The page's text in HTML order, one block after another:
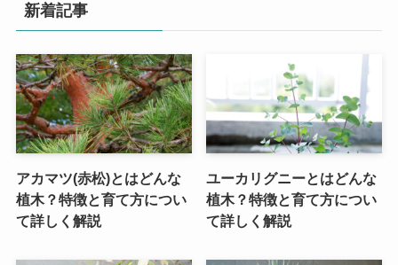
新着記事
アカマツ(赤松)とはどんな
植木？特徴と育て方につい
て詳しく解説
ユーカリグニーとはどんな
植木？特徴と育て方につい
て詳しく解説